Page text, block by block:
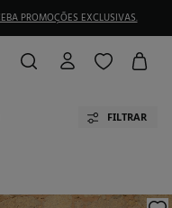
PROMOÇÕES EXCLUSIVAS.
FILTRAR